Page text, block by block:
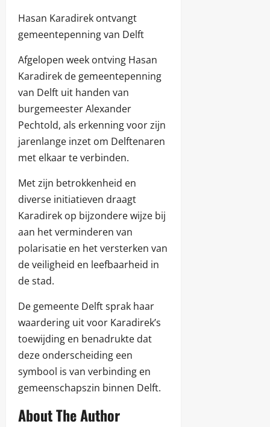
Hasan Karadirek ontvangt
gemeentepenning van Delft
Afgelopen week ontving Hasan
Karadirek de gemeentepenning
van Delft uit handen van
burgemeester Alexander
Pechtold, als erkenning voor zijn
jarenlange inzet om Delftenaren
met elkaar te verbinden.
Met zijn betrokkenheid en
diverse initiatieven draagt
Karadirek op bijzondere wijze bij
aan het verminderen van
polarisatie en het versterken van
de veiligheid en leefbaarheid in
de stad.
De gemeente Delft sprak haar
waardering uit voor Karadirek’s
toewijding en benadrukte dat
deze onderscheiding een
symbool is van verbinding en
gemeenschapszin binnen Delft.
About The Author